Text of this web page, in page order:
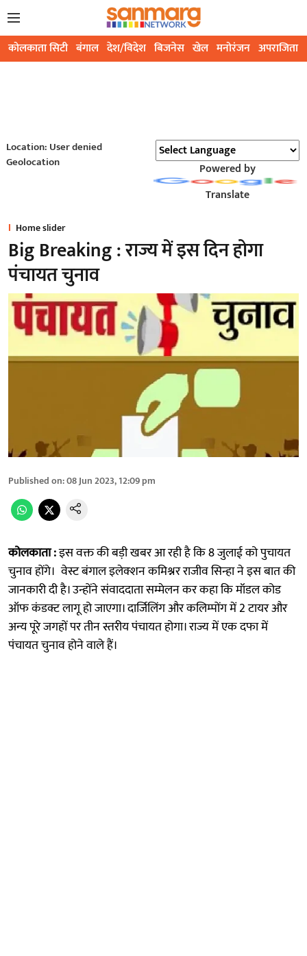
कोलकाता सिटी बंगाल देश/विदेश बिजनेस खेल मनोरंजन अपराजिता
Location: User denied
Geolocation
Powered by
Translate
Home slider
Big Breaking : राज्य में इस दिन होगा
पंचायत चुनाव
Published on:08 Jun 2023, 12:09 pm
कोलकाता :इस वक्त की बड़ी खबर आ रही है कि 8 जुलाई को पुचायत
चुनाव होंगे। वेस्ट बंगाल इलेक्शन कमिश्नर राजीव सिन्हा ने इस बात की
जानकारी दी है। उन्होंने संवाददाता सम्मेलन कर कहा कि मॉडल कोड
ऑफ कंडक्ट लागू हो जाएगा। दार्जिलिंग और कलिम्पोंग में 2 टायर और
अन्य पूरे जगहों पर तीन स्तरीय पंचायत होगा। राज्य में एक दफा में
पंचायत चुनाव होने वाले हैं।